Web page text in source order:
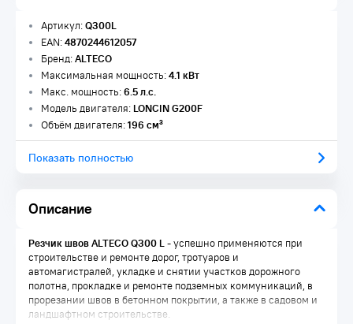
Описание
Артикул:Q300L
EAN:4870244612057
Бренд:ALTECO
Максимальная мощность:4.1 кВт
Макс. мощность:6.5 л.с.
Модель двигателя:LONCIN G200F
Объём двигателя:196 см³
Показать полностью
Резчик швов ALTECO Q300 L- успешно применяются при
строительстве и ремонте дорог, тротуаров и
автомагистралей, укладке и снятии участков дорожного
полотна, прокладке и ремонте подземных коммуникаций, в
прорезании швов в бетонном покрытии, а также в садовом и
ландшафтном строительстве.